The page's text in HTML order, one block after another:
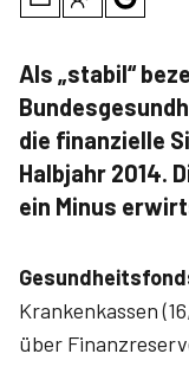
Als „stabil“
die finanzielle
Halbjahr 2014.
ein Minus
Krankenkassen
über